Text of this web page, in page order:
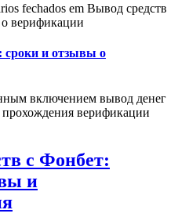
fechados em Вывод средств
верификации
сроки и отзывы о
включением вывод денег
верификации
с Фонбет:
и